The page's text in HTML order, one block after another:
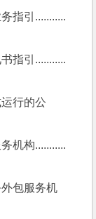
指引...........
指引...........
行的公
机构...........
包服务机